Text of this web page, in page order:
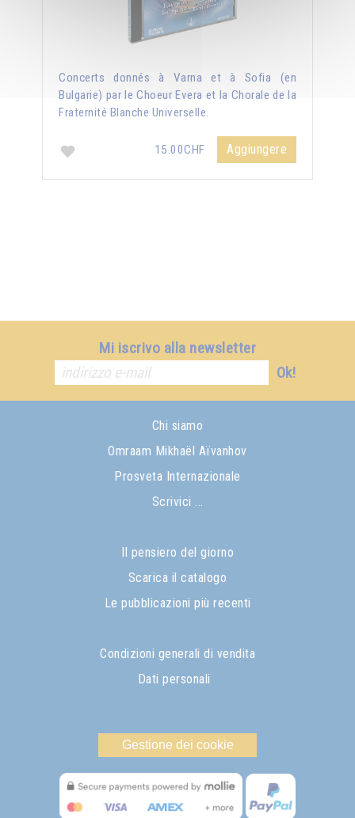
Concerts donnés à Varna et à Sofia (en
Bulgarie) par le Choeur Evera et la Chorale de la
Fraternité Blanche Universelle.
15.00CHF Aggiungere
Mi iscrivo alla newsletter
Ok!
Chi siamo
Omraam Mikhaël Aïvanhov
Prosveta Internazionale
Scrivici ...
Il pensiero del giorno
Scarica il catalogo
Le pubblicazioni più recenti
Condizioni generali di vendita
Dati personali
Gestione dei cookie